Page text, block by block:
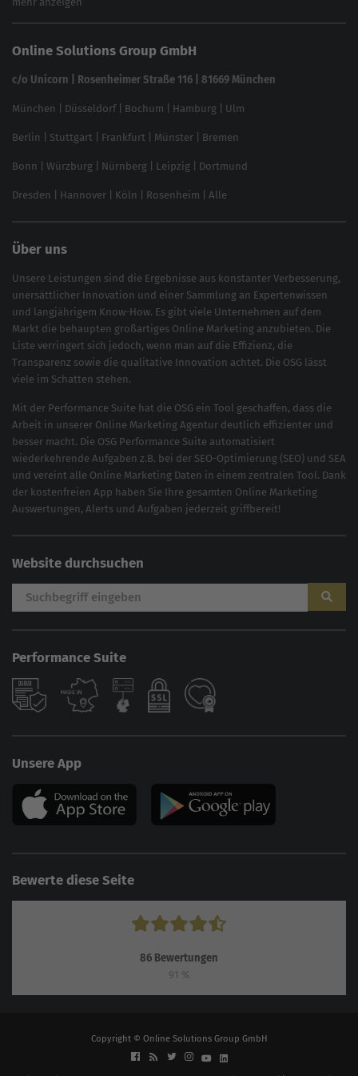
Website SEO Check
feed2content.ai
In ChatGPT gefunden werden
Linkbuilding 2025
Local SEO
SEO für Online Shops
Brand Monitoring 2025
Online Solutions Group GmbH
c/o Unicorn | Rosenheimer Straße 116 | 81669 München
München Düsseldorf| Bochum Hamburg Ulm
Berlin Stuttgart Frankfurt Münster Bremen
Bonn Würzburg Nürnberg Leipzig Dortmund
Dresden Hannover Köln Rosenheim Alle
Über uns
Unsere Leistungen sind die Ergebnisse aus konstanter Verbesserung,
unersättlicher Innovation und einer Sammlung an Expertenwissen
und langjährigem Know-How. Es gibt viele Unternehmen auf dem
Markt die behaupten großartiges Online Marketing anzubieten. Die
Liste verringert sich jedoch, wenn man auf die Effizienz, die
Transparenz sowie die qualitative Innovation achtet. Die OSG lässt
viele im Schatten stehen.
Mit der Performance Suite hat die OSG ein Tool geschaffen, dass die
Arbeit in unserer Online Marketing Agentur deutlich effizienter und
besser macht. Die OSG Performance Suite automatisiert
wiederkehrende Aufgaben z.B. bei der SEO-Optimierung (SEO) und SEA
und vereint alle Online Marketing Daten in einem zentralen Tool. Dank
der kostenfreien App haben Sie Ihre gesamten Online Marketing
Auswertungen, Alerts und Aufgaben jederzeit griffbereit!
Website durchsuchen
Performance Suite
Unsere App
Bewerte diese Seite
86 Bewertungen
91 %
Copyright © Online Solutions Group GmbH